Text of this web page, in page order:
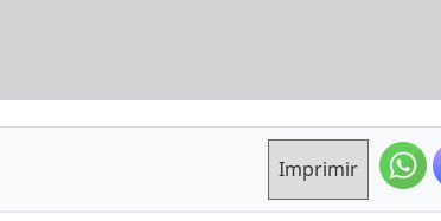
Imprimir